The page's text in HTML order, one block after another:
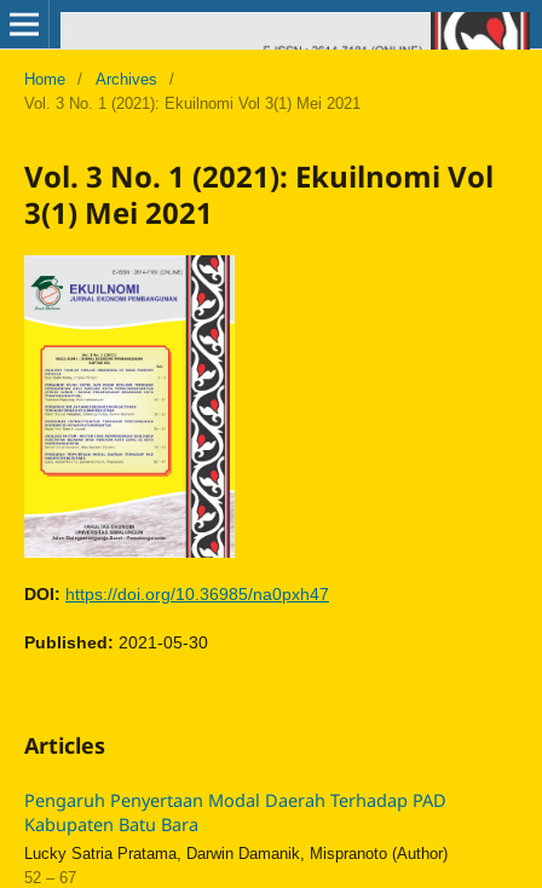
Home / Archives
/
Vol. 3 No. 1 (2021): Ekuilnomi Vol 3(1) Mei 2021
Vol. 3 No. 1 (2021): Ekuilnomi Vol
3(1) Mei 2021
DOI: https://doi.org/10.36985/na0pxh47
Published: 2021-05-30
Articles
Pengaruh Penyertaan Modal Daerah Terhadap PAD
Kabupaten Batu Bara
Lucky Satria Pratama, Darwin Damanik, Mispranoto (Author)
52 – 67